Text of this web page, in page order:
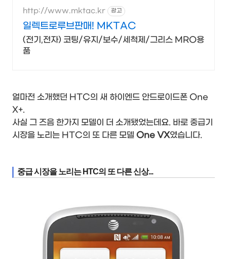
http://www.mktac.kr 광고
일렉트로루브판매! MKTAC
(전기,전자) 코팅/유지/보수/세척제/그리스 MRO용
품
얼마전 소개했던 HTC의 새 하이엔드 안드로이드폰 One
X+.
사실 그 즈음 한가지 모델이 더 소개됐었는데요. 바로 중급기
시장을 노리는 HTC의 또 다른 모델 One VX였습니다.
중급 시장을 노리는 HTC의 또 다른 신상...